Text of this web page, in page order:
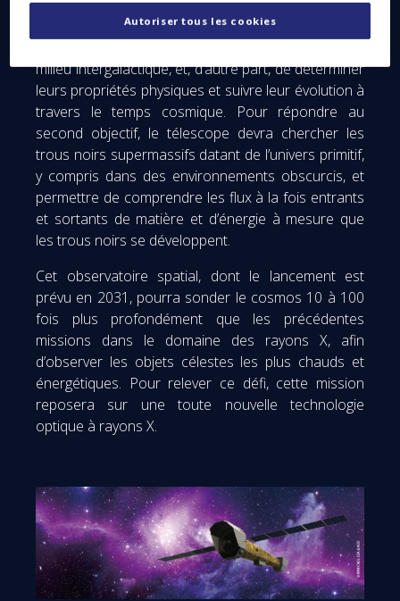
d’une part, d’étudier les grandes structures de gaz
chaud de l’univers, en particulier le gaz présent dans
milieu intergalactique, et, d’autre part, de déterminer
leurs propriétés physiques et suivre leur évolution à
travers le temps cosmique. Pour répondre au
second objectif, le télescope devra chercher les
trous noirs supermassifs datant de l’univers primitif,
y compris dans des environnements obscurcis, et
permettre de comprendre les flux à la fois entrants
et sortants de matière et d’énergie à mesure que
les trous noirs se développent.
Cet observatoire spatial, dont le lancement est
prévu en 2031, pourra sonder le cosmos 10 à 100
fois plus profondément que les précédentes
missions dans le domaine des rayons X, afin
d’observer les objets célestes les plus chauds et
énergétiques. Pour relever ce défi, cette mission
reposera sur une toute nouvelle technologie
optique à rayons X.
Autoriser tous les cookies